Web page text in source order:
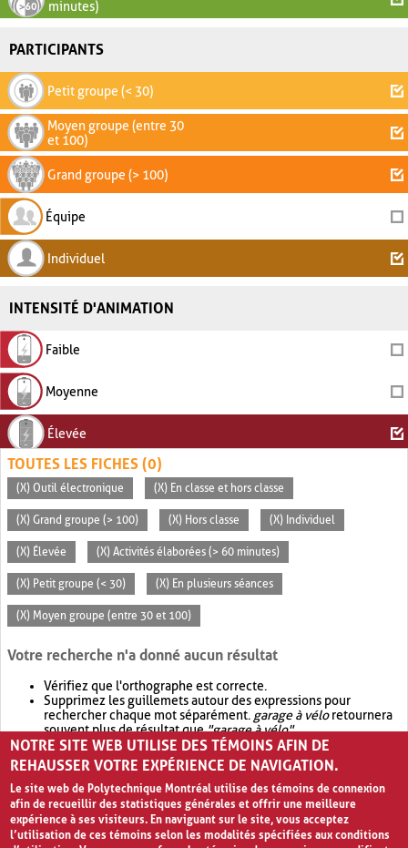
minutes)
PARTICIPANTS
Petit groupe (< 30)
Moyen groupe (entre 30
et 100)
Grand groupe (> 100)
Équipe
Individuel
INTENSITÉ D'ANIMATION
Faible
Moyenne
Élevée
TOUTES LES FICHES (0)
(X) Outil électronique (X) En classe et hors classe
(X) Grand groupe (> 100) (X) Hors classe (X) Individuel
(X) Élevée (X) Activités élaborées (> 60 minutes)
(X) Petit groupe (< 30) (X) En plusieurs séances
(X) Moyen groupe (entre 30 et 100)
Votre recherche n'a donné aucun résultat
Vérifiez que l'orthographe est correcte.
Supprimez les guillemets autour des expressions pour
rechercher chaque mot séparément. garage à véloretournera
souvent plus de résultat que"garage à vélo".
Envisagez d'élargir votre recherche avec OR.garage OR vélo
retournera souvent plus de résultat quegarage à vélo
NOTRE SITE WEB UTILISE DES TÉMOINS AFIN DE
REHAUSSER VOTRE EXPÉRIENCE DE NAVIGATION.
Le site web de Polytechnique Montréal utilise des témoins de connexion
afin de recueillir des statistiques générales et offrir une meilleure
expérience à ses visiteurs. En naviguant sur le site, vous acceptez
l’utilisation de ces témoins selon les modalités spécifiées aux conditions